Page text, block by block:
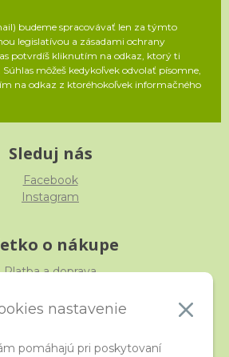
nastavenie
pomáhajú pri poskytovaní
budeme spracovávať len za týmto
legislatívou a zásadami ochrany
potvrdíš kliknutím na odkaz, ktorý ti
môžeš kedykoľvek odvolať písomne,
na odkaz z ktoréhokoľvek informačného
Sleduj nás
Facebook
Instagram
o nákupe
Platba a doprava
podmienky